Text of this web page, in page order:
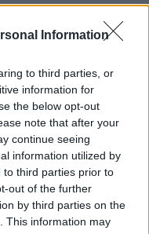
Information
to third parties, or
information for
the below opt-out
note that after your
continue seeing
information utilized by
to third parties prior to
out of the further
by third parties on the
This information may
οχημάτων
κυψέλης
plug-in
χρήσης
την
στρατηγική